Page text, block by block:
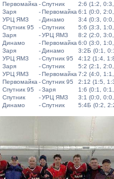
Первомайка -Спутник
2:6 (1:2,
Заря -Первомайка 6:1 (0:0,
УРЦ ЯМЗ - Динамо
3:4 (0:3,
Спутник 95 -Спутник
5:6 (3:3,
Заря -УРЦ ЯМЗ
8:2 (2:0,
Динамо -Первомайка 6:0 (3:0,
Заря - Динамо
3:2Б (0:1,
УРЦ ЯМЗ -Спутник 95
4:12 (1:4,
Заря -Спутник
5:2 (2:1,
УРЦ ЯМЗ -Первомайка 7:2 (4:0,
Первомайка -Спутник 95
2:12 (1:5,
Спутник 95 -Заря
1:6 (0:1,
Спутник -УРЦ ЯМЗ
3:1 (0:0,
Динамо -Спутник 5:4Б (0:2,